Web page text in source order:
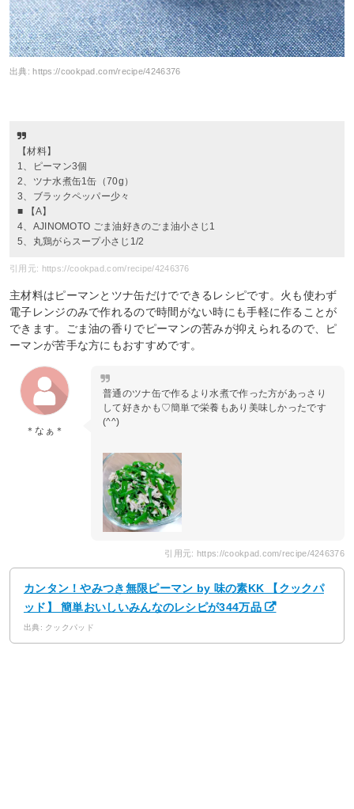
出典:https://cookpad.com/recipe/4246376
【材料】
1、ピーマン3個
2、ツナ水煮缶1缶（70g）
3、ブラックペッパー少々
■ 【A】
4、AJINOMOTO ごま油好きのごま油小さじ1
5、丸鶏がらスープ小さじ1/2
引用元: https://cookpad.com/recipe/4246376
主材料はピーマンとツナ缶だけでできるレシピです。火も使わず
電子レンジのみで作れるので時間がない時にも手軽に作ることが
できます。ごま油の香りでピーマンの苦みが抑えられるので、ピ
ーマンが苦手な方にもおすすめです。
＊なぁ＊
普通のツナ缶で作るより水煮で作った方があっさり
して好きかも♡簡単で栄養もあり美味しかったです
(^^)
引用元: https://cookpad.com/recipe/4246376
カンタン！やみつき無限ピーマン by 味の素KK 【クックパ
ッド】 簡単おいしいみんなのレシピが344万品
出典: クックパッド